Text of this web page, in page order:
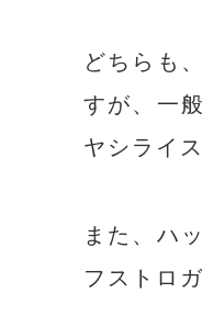
どちらも
すが、一
ヤシライ
また、ハ
フストロ